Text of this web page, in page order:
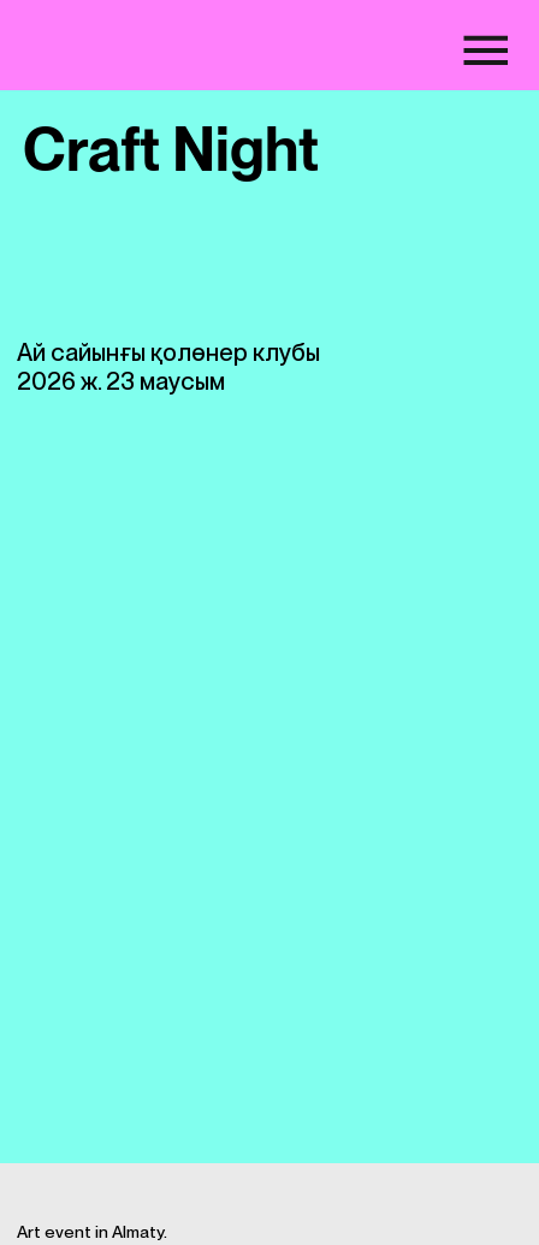
Craft Night
Ай сайынғы қолөнер клубы
2026 ж. 23 маусым
Art event in Almaty.